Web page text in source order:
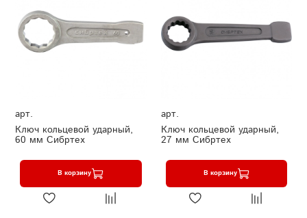
арт.
Ключ кольцевой ударный,
60 мм Сибртех
В корзину
арт.
Ключ кольцевой ударный,
27 мм Сибртех
В корзину